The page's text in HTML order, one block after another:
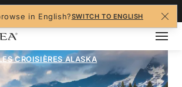
in English?SWITCH TO ENGLISH
CROISIÈRES ALASKA